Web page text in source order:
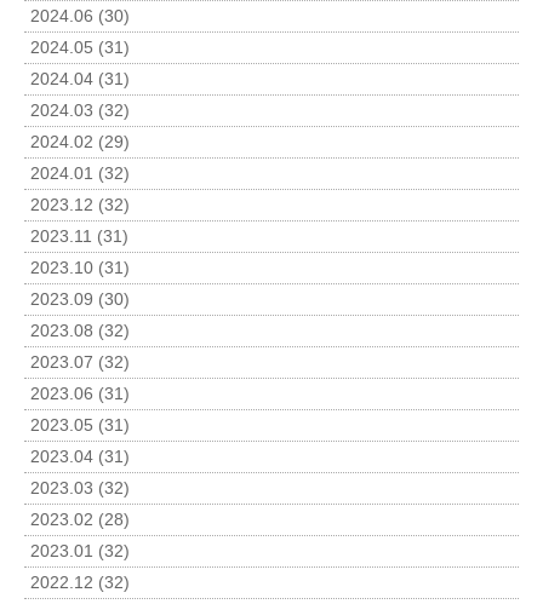
2024.06 (30)
2024.05 (31)
2024.04 (31)
2024.03 (32)
2024.02 (29)
2024.01 (32)
2023.12 (32)
2023.11 (31)
2023.10 (31)
2023.09 (30)
2023.08 (32)
2023.07 (32)
2023.06 (31)
2023.05 (31)
2023.04 (31)
2023.03 (32)
2023.02 (28)
2023.01 (32)
2022.12 (32)